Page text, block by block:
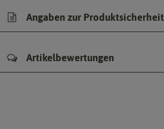
Angaben zur Produktsicherheit
Artikelbewertungen